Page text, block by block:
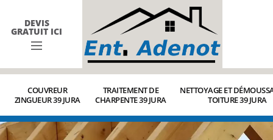
DEVIS
GRATUIT ICI
COUVREUR
ZINGUEUR 39 JURA
TRAITEMENT DE
CHARPENTE 39 JURA
NETTOYAGE ET
TOITURE 39 JURA